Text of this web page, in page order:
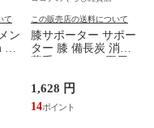
て
ン
ー
この販売店の送料について
膝サポーター サポー
ター 膝 備長炭 消臭
止 グッズ 夏 備長炭
メッシュサポーター
1,628 円
14